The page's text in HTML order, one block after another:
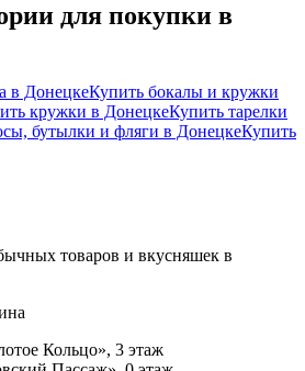
для покупки в
в ДонецкеКупить бокалы и кружки
кружки в ДонецкеКупить тарелки
бутылки и фляги в ДонецкеКупить
товаров и вкусняшек в
Кольцо», 3 этаж